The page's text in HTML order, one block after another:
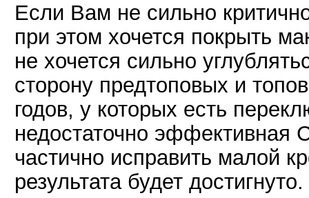
Если Вам не сильно
при этом хочется покрыть
не хочется сильно
сторону предтоповых и
годов, у которых есть
недостаточно эффективная
частично исправить малой
результата будет достигнуто.